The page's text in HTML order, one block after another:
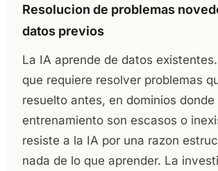
Resolucion de problemas
datos previos
La IA aprende de datos
que requiere resolver problemas
resuelto antes, en dominios
entrenamiento son escasos o
resiste a la IA por una razon
nada de lo que aprender. La